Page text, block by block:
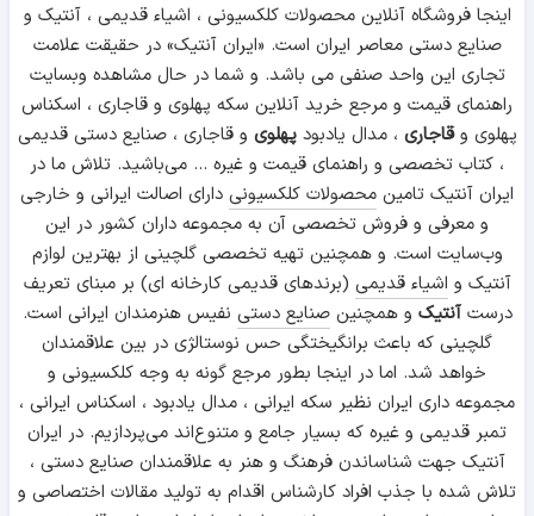
اینجا فروشگاه آنلاین محصولات کلکسیونی ، اشیاء قدیمی ، آنتیک و
صنایع دستی معاصر ایران است. «ایران آنتیک» در حقیقت علامت
تجاری این واحد صنفی می باشد. و شما در حال مشاهده وبسایت
راهنمای قیمت و مرجع خرید آنلاین سکه پهلوی و قاجاری ، اسکناس
پهلوی وقاجاری ، مدال یادبودپهلوی و قاجاری ، صنایع دستی قدیمی
، کتاب تخصصی و راهنمای قیمت و غیره ... می‌باشید. تلاش ما در
ایران آنتیک تامین محصولات کلکسیونی دارای اصالت ایرانی و خارجی
و معرفی و فروش تخصصی آن به مجموعه داران کشور در این
وب‌سایت است. و همچنین تهیه تخصصی گلچینی از بهترین لوازم
آنتیک و اشیاء قدیمی (برندهای قدیمی کارخانه ای) بر مبنای تعریف
درستآنتیک و همچنینصنایع دستی نفیس هنرمندان ایرانی است.
گلچینی که باعث برانگیختگی حس نوستالژی در بین علاقمندان
خواهد شد. اما در اینجا بطور مرجع گونه به وجه کلکسیونی و
مجموعه داری ایران نظیر سکه ایرانی ، مدال یادبود ، اسکناس ایرانی ،
تمبر قدیمی و غیره که بسیار جامع و متنوع‌اند می‌پردازیم. در ایران
آنتیک جهت شناساندن فرهنگ و هنر به علاقمندان صنایع دستی ،
تلاش شده با جذب افراد کارشناس اقدام به تولید مقالات اختصاصی و